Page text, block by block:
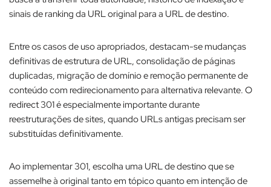
sinais de ranking da URL original para a URL de destino.​
Entre os casos de uso apropriados, destacam-se mudanças
definitivas de estrutura de URL, consolidação de páginas
duplicadas, migração de domínio e remoção permanente de
conteúdo com redirecionamento para alternativa relevante. O
redirect 301 é especialmente importante durante
reestruturações de sites, quando URLs antigas precisam ser
substituídas definitivamente.​
Ao implementar 301, escolha uma URL de destino que se
assemelhe à original tanto em tópico quanto em intenção de